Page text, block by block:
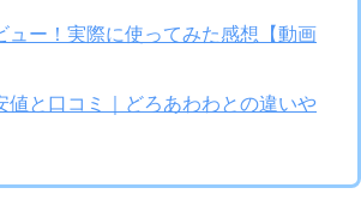
ュー！実際に使ってみた感想【動画
値と口コミ｜どろあわわとの違いや